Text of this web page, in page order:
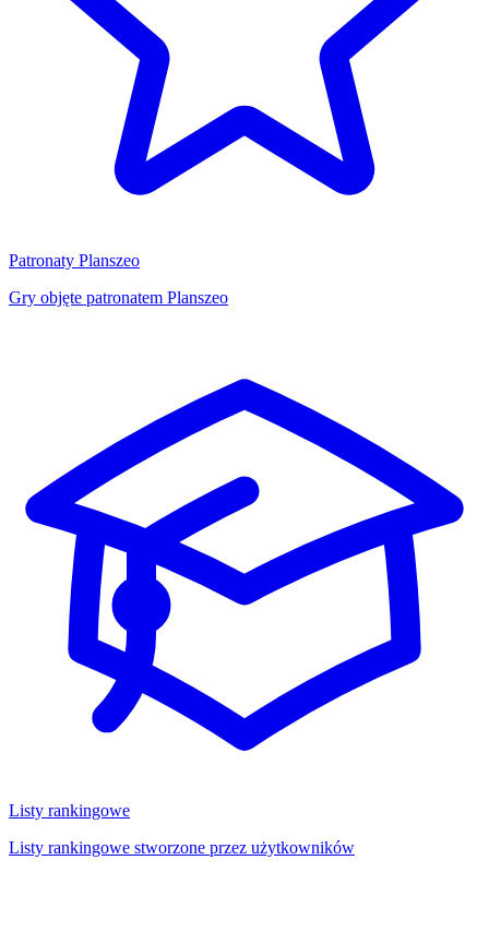
Patronaty Planszeo
Gry objęte patronatem Planszeo
Listy rankingowe
Listy rankingowe stworzone przez użytkowników